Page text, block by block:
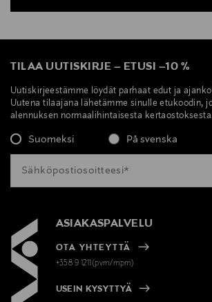
TILAA UUTISKIRJE – ETUSI –10 %
Uutiskirjeestämme löydät parhaat edut ja
Uutena tilaajana lähetämme sinulle etukoodin,
alennuksen normaalihintaisesta
Suomeksi På svenska
ASIAKASPALVELU
OTA YHTEYTTÄ
+358 9 1211(pvm/mpm)
USEIN KYSYTTYÄ